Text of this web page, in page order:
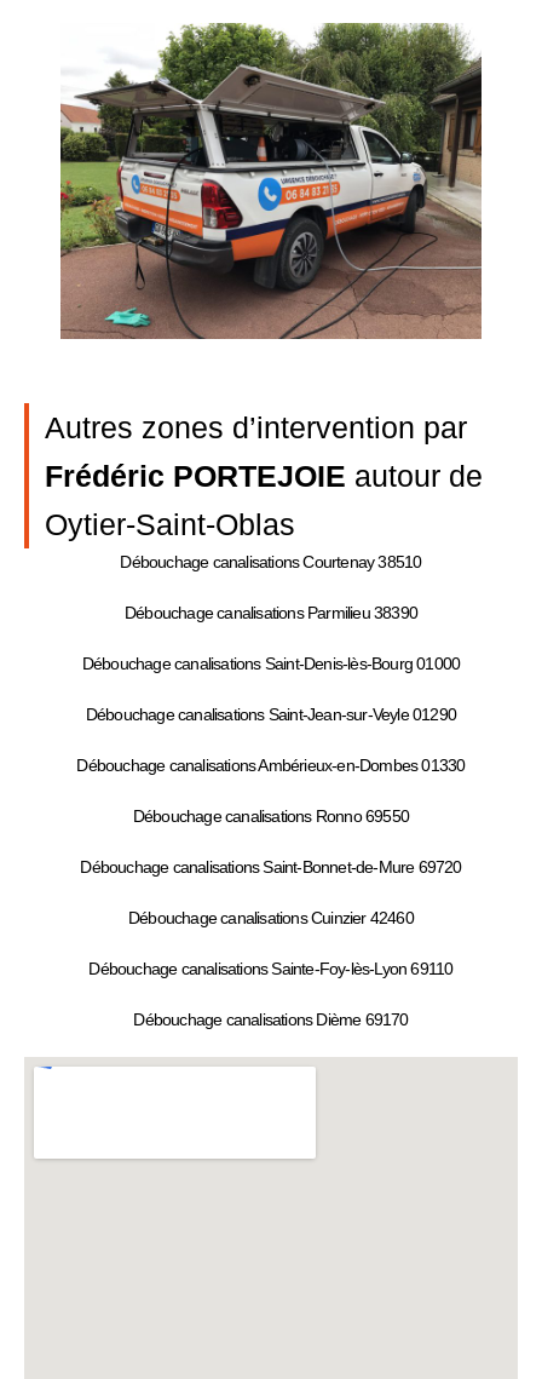
Autres zones d’intervention par
Frédéric PORTEJOIE autour de
Oytier-Saint-Oblas
Débouchage canalisations Courtenay 38510
Débouchage canalisations Parmilieu 38390
Débouchage canalisations Saint-Denis-lès-Bourg 01000
Débouchage canalisations Saint-Jean-sur-Veyle 01290
Débouchage canalisations Ambérieux-en-Dombes 01330
Débouchage canalisations Ronno 69550
Débouchage canalisations Saint-Bonnet-de-Mure 69720
Débouchage canalisations Cuinzier 42460
Débouchage canalisations Sainte-Foy-lès-Lyon 69110
Débouchage canalisations Dième 69170